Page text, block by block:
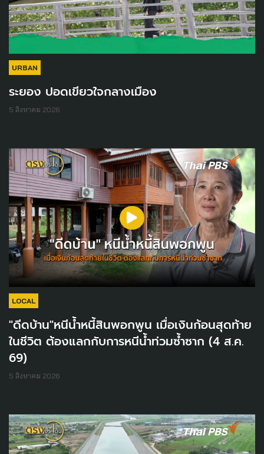
URBAN
ระยอง ปอดเขียวใจกลางเมือง
5 สิงหาคม 2026
LOCAL
"ดีดบ้าน"หนีน้ำหนี้สินพอกพูน เมื่อเงินก้อนสุดท้าย
ในชีวิต ต้องแลกกับการหนีน้ำท่วมซ้ำซาก (4 ส.ค.
69)
5 สิงหาคม 2026